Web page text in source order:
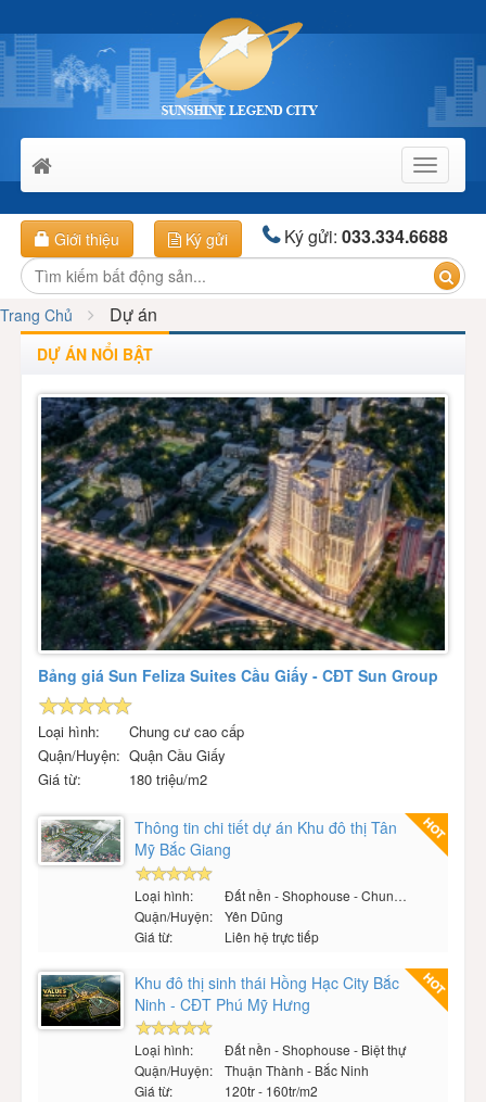
Toggle
Giới thiệu Ký gửi Ký gửi:033.334.6688
Trang Chủ Dự án
DỰ ÁN NỔI BẬT
Bảng giá Sun Feliza Suites Cầu Giấy - CĐT Sun Group
Loại hình:
Chung cư cao cấp
Quận/Huyện: Quận Cầu Giấy
Giá từ:
180 triệu/m2
Thông tin chi tiết dự án Khu đô thị Tân
Mỹ Bắc Giang
Loại hình:
Đất nền - Shophouse - Chung cư
Quận/Huyện:
Yên Dũng
Giá từ:
Liên hệ trực tiếp
Khu đô thị sinh thái Hồng Hạc City Bắc
Ninh - CĐT Phú Mỹ Hưng
Loại hình:
Đất nền - Shophouse - Biệt thự
Quận/Huyện:
Thuận Thành - Bắc Ninh
Giá từ:
120tr - 160tr/m2